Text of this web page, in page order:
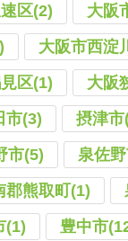
区(2)
大阪
大阪市西淀
区(1)
大阪
市(3) 摂津市
市(5) 泉佐
郡熊取町(1)
(1) 豊中市